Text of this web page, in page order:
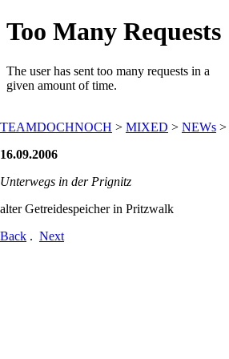
TEAMDOCHNOCH > MIXED > NEWs >
16.09.2006
Unterwegs in der Prignitz
alter Getreidespeicher in Pritzwalk
Back . Next